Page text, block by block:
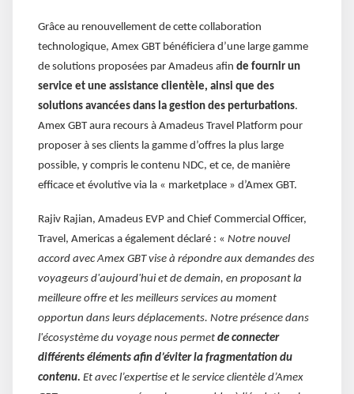
Grâce au renouvellement de cette collaboration
technologique, Amex GBT bénéficiera d’une large gamme
de solutions proposées par Amadeus afin de fournir un
service et une assistance clientèle, ainsi que des
solutions avancées dans la gestion des perturbations.
Amex GBT aura recours à Amadeus Travel Platform pour
proposer à ses clients la gamme d’offres la plus large
possible, y compris le contenu NDC, et ce, de manière
efficace et évolutive via la « marketplace » d’Amex GBT.
Rajiv Rajian, Amadeus EVP and Chief Commercial Officer,
Travel, Americas a également déclaré : « Notre nouvel
accord avec Amex GBT vise à répondre aux demandes des
voyageurs d'aujourd'hui et de demain, en proposant la
meilleure offre et les meilleurs services au moment
opportun dans leurs déplacements. Notre présence dans
l'écosystème du voyage nous permet de connecter
différents éléments afin d’éviter la fragmentation du
contenu. Et avec l’expertise et le service clientèle d’Amex